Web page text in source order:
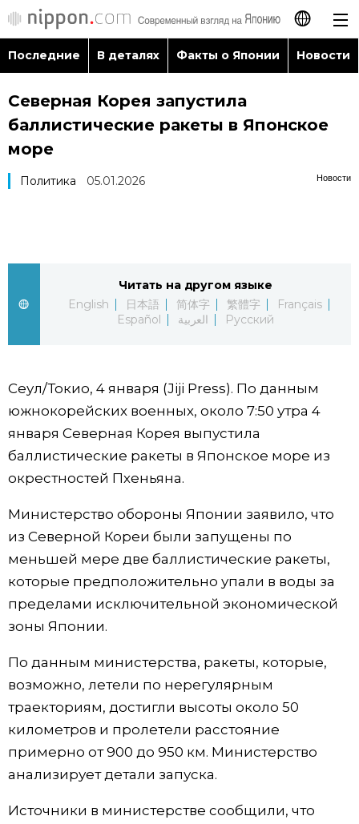
日本語
العربية
Последние
Фото/Видео
Разделы
Люди
Блог
Политика
Экономика
Общество
Культура
Жизнь
Популярные статьи
Японский язык
Японский калейдоскоп
Семья
Еда и напитки
official SNS
Последние В деталях Факты о Японии Новости
Северная Корея запустила
баллистические ракеты в Японское
море
Новости
Политика 05.01.2026
Читать на другом языке
English
日本語 简体字 繁體字
Français
Español
العربية Русский
Сеул/Токио, 4 января (Jiji Press). По данным
южнокорейских военных, около 7:50 утра 4
января Северная Корея выпустила
баллистические ракеты в Японское море из
окрестностей Пхеньяна.
Министерство обороны Японии заявило, что
из Северной Кореи были запущены по
меньшей мере две баллистические ракеты,
которые предположительно упали в воды за
пределами исключительной экономической
зоны Японии.
По данным министерства, ракеты, которые,
возможно, летели по нерегулярным
траекториям, достигли высоты около 50
километров и пролетели расстояние
примерно от 900 до 950 км. Министерство
анализирует детали запуска.
Источники в министерстве сообщили, что